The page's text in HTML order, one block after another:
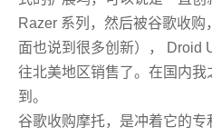
Razer 系列，然后被谷歌收购
面也说到很多创新）， Droid
往北美地区销售了。在国内
到。
谷歌收购摩托，是冲着它的